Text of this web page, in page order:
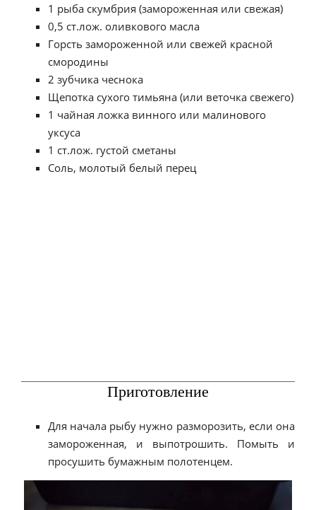
1 рыба скумбрия (замороженная или свежая)
0,5 ст.лож. оливкового масла
Горсть замороженной или свежей красной
смородины
2 зубчика чеснока
Щепотка сухого тимьяна (или веточка свежего)
1 чайная ложка винного или малинового
уксуса
1 ст.лож. густой сметаны
Соль, молотый белый перец
Приготовление
Для начала рыбу нужно разморозить, если она
замороженная, и выпотрошить. Помыть и
просушить бумажным полотенцем.